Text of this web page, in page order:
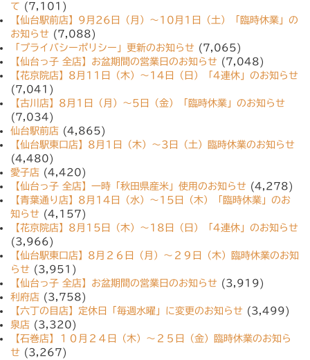
て (7,101)
【仙台駅前店】9月26日（月）〜10月1日（土）「臨時休業」の
お知らせ (7,088)
「プライバシーポリシー」更新のお知らせ (7,065)
【仙台っ子 全店】お盆期間の営業日のお知らせ (7,048)
【花京院店】8月11日（木）〜14日（日）「4連休」のお知らせ
(7,041)
【古川店】8月1日（月）〜5日（金）「臨時休業」のお知らせ
(7,034)
仙台駅前店 (4,865)
【仙台駅東口店】8月1日（木）〜3日（土）臨時休業のお知らせ
(4,480)
愛子店 (4,420)
【仙台っ子 全店】一時「秋田県産米」使用のお知らせ (4,278)
【青葉通り店】8月14日（水）〜15日（木）「臨時休業」のお
知らせ (4,157)
【花京院店】8月15日（木）〜18日（日）「4連休」のお知らせ
(3,966)
【仙台駅東口店】8月２６日（月）〜２９日（木）臨時休業のお知
らせ (3,951)
【仙台っ子 全店】お盆期間の営業日のお知らせ (3,919)
利府店 (3,758)
【六丁の目店】定休日「毎週水曜」に変更のお知らせ (3,499)
泉店 (3,320)
【石巻店】１０月２４日（木）〜２５日（金）臨時休業のお知ら
せ (3,267)